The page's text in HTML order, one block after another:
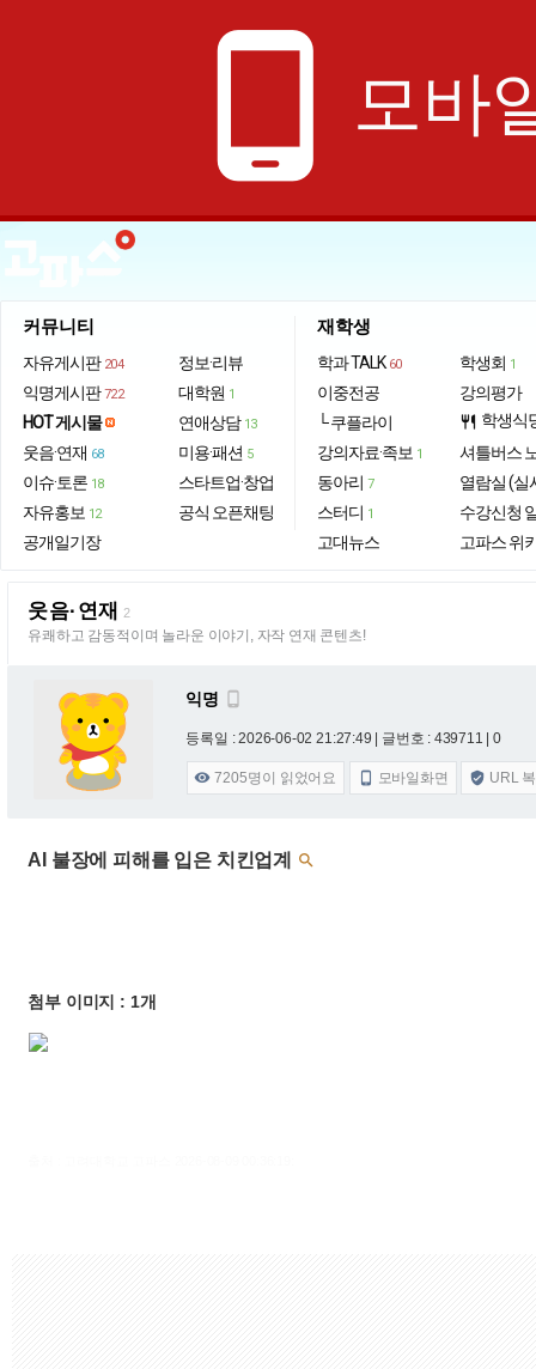
phone_android 모바
커뮤니티
자유게시판 204
익명게시판 722
HOT 게시물
웃음·연재 68
이슈·토론 18
자유홍보 12
공개일기장
정보·리뷰
대학원 1
연애상담 13
미용·패션 5
스타트업·창업
공식 오픈채팅
재학생
학과 TALK 60
이중전공
└ 쿠플라이
강의자료·족보 1
동아리 7
스터디 1
고대뉴스
학생회 1
강의평가
restaurant 학생식
셔틀버스
열람실 (실
수강신청
고파스 위
웃음·연재 2
유쾌하고 감동적이며 놀라운 이야기, 자작 연재 콘텐츠!
익명 
등록일 : 2026-06-02 21:27:49 | 글번호 : 439711 | 0
 7205명이 읽었어요  모바일화면  URL
AI 불장에 피해를 입은 치킨업계 
첨부 이미지 : 1개